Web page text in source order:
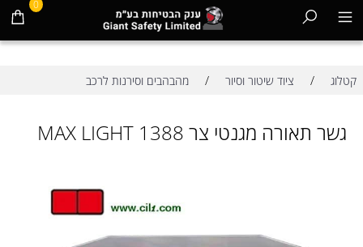
0
קטלוג / ציוד שיטור וסיור / מהבהבים וסירנות לרכב
גשר תאורה מגנטי צר MAX LIGHT 1388